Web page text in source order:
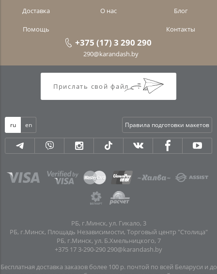
Доставка
О нас Блог
Помощь Контакты
+375 (17) 3 290 290
290@karandash.by
Прислать свой файл
ru en Правила подготовки макетов
РБ, г.Минск, ул. Гикало, 3
РБ, г.Минск, Площадь Независимости, Торговый центр "Столица"
РБ, г.Минск, ул. Б.Хмельницкого, 7
+375 17 3-290-290 290@karandash.by
Бесплатная доставка заказов более 100 р. почтой по всей Беларуси и до